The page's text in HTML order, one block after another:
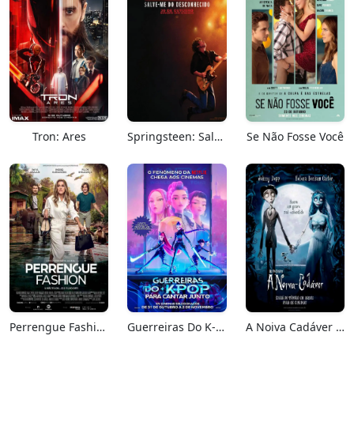
Tron: Ares Springsteen: Salve-me Do Desconhecido Se Não Fosse Você
Perrengue Fashion Guerreiras Do K-Pop: Para Cantar Junto A Noiva Cadáver (Relançamento)